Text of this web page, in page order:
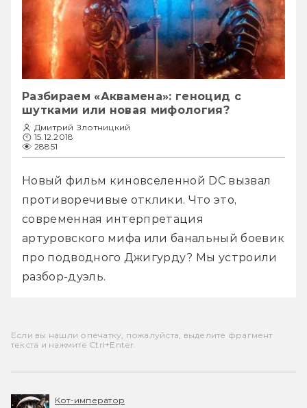
Разбираем «Аквамена»: геноцид с
шутками или новая мифология?
Дмитрий Злотницкий
15.12.2018
28851
Новый фильм киновселенной DC вызвал
противоречивые отклики. Что это,
современная интерпретация
артуровского мифа или банальный боевик
про подводного Джигурду? Мы устроили
разбор-дуэль.
Если вы нашли опечатку, пожалуйста, выделите фрагмент
текста и нажмите Ctrl+Enter.
Кот-император